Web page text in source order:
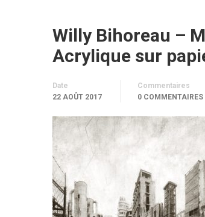
Willy Bihoreau –
Acrylique sur
Date
22 AOÛT 2017
Commentaires
0 COMMENTAIRES